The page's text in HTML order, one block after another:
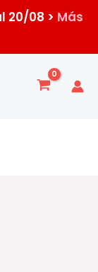
20/08 > Más